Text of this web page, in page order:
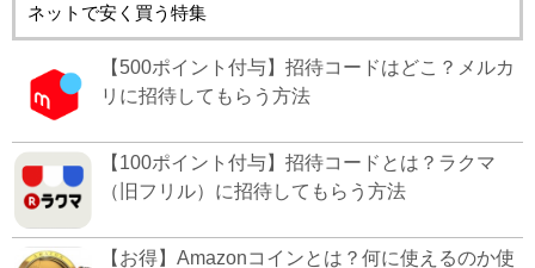
ネットで安く買う特集
【500ポイント付与】招待コードはどこ？メルカ
リに招待してもらう方法
【100ポイント付与】招待コードとは？ラクマ
（旧フリル）に招待してもらう方法
【お得】Amazonコインとは？何に使えるのか使